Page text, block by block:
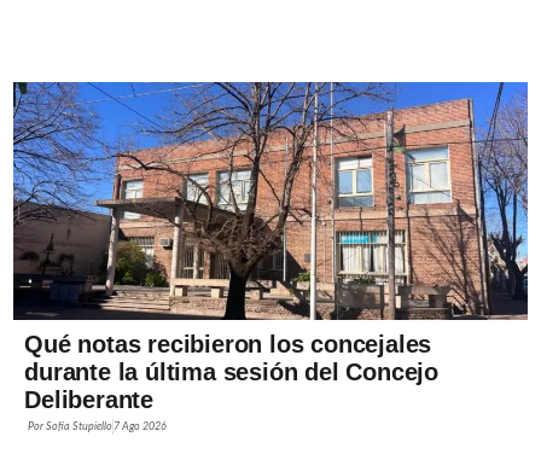
Qué notas recibieron los concejales
durante la última sesión del Concejo
Deliberante
PorSofía Stupiello 7 Ago 2026